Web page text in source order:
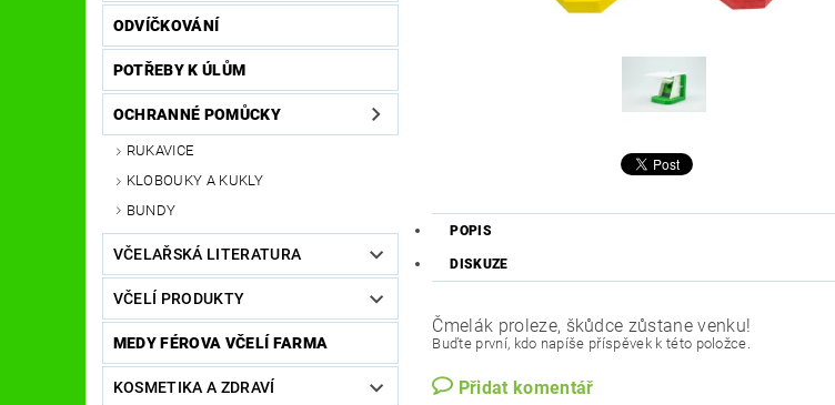
ODVÍČKOVÁNÍ
POTŘEBY K ÚLŮM
OCHRANNÉ POMŮCKY
RUKAVICE
KLOBOUKY A KUKLY
BUNDY
VČELAŘSKÁ LITERATURA
VČELÍ PRODUKTY
MEDY FÉROVA VČELÍ FARMA
KOSMETIKA A ZDRAVÍ
POPIS
DISKUZE
Čmelák proleze, škůdce zůstane venku!
Buďte první, kdo napíše příspěvek k této položce.
Přidat komentář